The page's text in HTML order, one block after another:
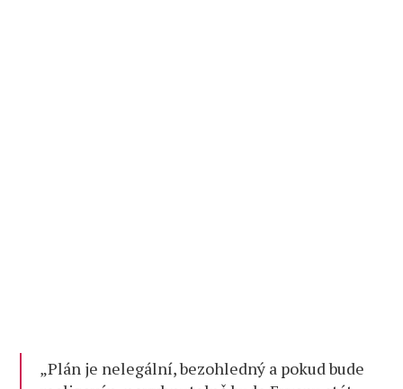
„Plán je nelegální, bezohledný a pokud bude